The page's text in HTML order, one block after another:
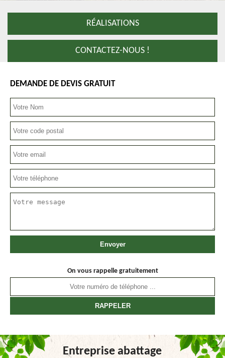
RÉALISATIONS
CONTACTEZ-NOUS !
DEMANDE DE DEVIS GRATUIT
On vous rappelle gratuitement
Entreprise abattage